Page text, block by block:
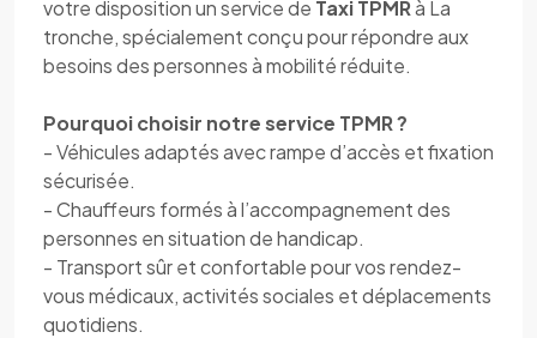
votre disposition un service de Taxi TPMRà La
tronche, spécialement conçu pour répondre aux
besoins des personnes à mobilité réduite.
Pourquoi choisir notre service TPMR ?
- Véhicules adaptés avec rampe d’accès et fixation
sécurisée.
- Chauffeurs formés à l’accompagnement des
personnes en situation de handicap.
- Transport sûr et confortable pour vos rendez-
vous médicaux, activités sociales et déplacements
quotidiens.